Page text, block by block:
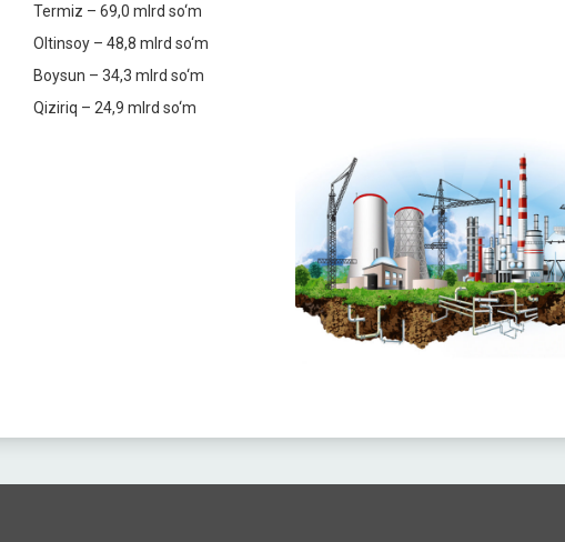
Termiz – 69,0 mlrd so‘m
Oltinsoy – 48,8 mlrd so‘m
Boysun – 34,3 mlrd so‘m
Qiziriq – 24,9 mlrd so‘m